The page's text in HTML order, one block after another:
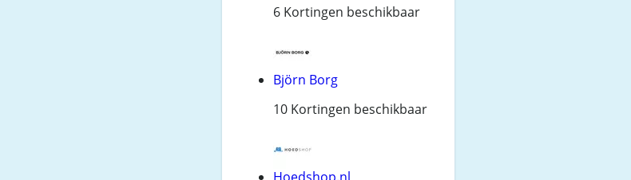
6 Kortingen beschikbaar
Björn Borg
10 Kortingen beschikbaar